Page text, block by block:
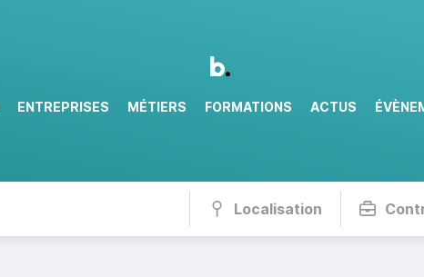
ENTREPRISES MÉTIERS FORMATIONS ACTUS
Localisation